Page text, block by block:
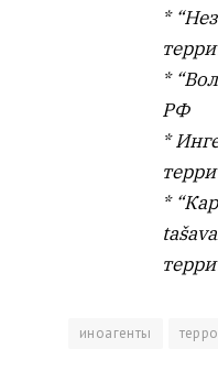
*
*
РФ
*
*
иноагенты